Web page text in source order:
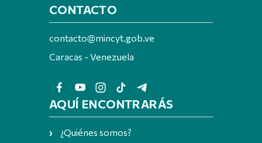
CONTACTO
contacto@mincyt.gob.ve
Caracas - Venezuela
AQUÍ ENCONTRARÁS
¿Quiénes somos?